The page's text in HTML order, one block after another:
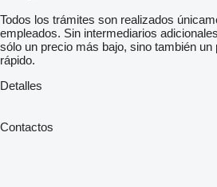
Todos los trámites son realizados
empleados. Sin intermediarios
sólo un precio más bajo, sino también un
rápido.
Detalles
Contactos